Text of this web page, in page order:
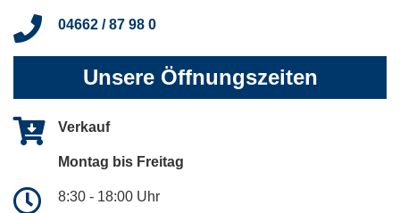
04662 / 87 98 0
Unsere Öffnungszeiten
Verkauf
Montag bis Freitag
8:30 - 18:00 Uhr